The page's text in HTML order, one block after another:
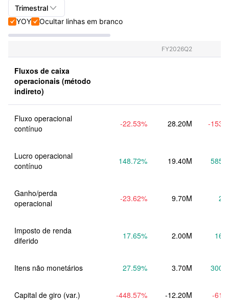
Trimestral 
YOYOcultar linhas em branco
FY2026Q2
Fluxos de caixa
operacionais (método
indireto)
Fluxo operacional
contínuo
-22.53% 28.20M -
Lucro operacional
contínuo
148.72% 19.40M
Ganho/perda
operacional
-23.62% 9.70M
Imposto de renda
diferido
17.65% 2.00M
Itens não monetários 27.59% 3.70M
Capital de giro (var.) -448.57% -12.20M -